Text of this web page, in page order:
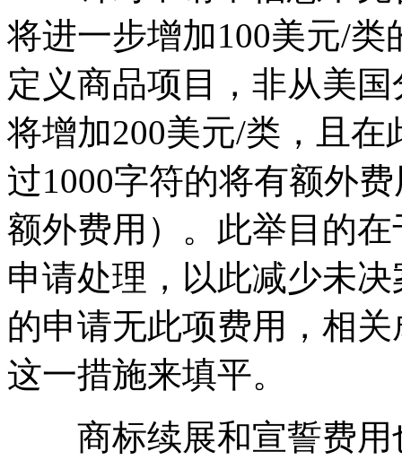
将进一步增加100美元/
定义商品项目，非从美
将增加200美元/类，且
过1000字符的将有额外
额外费用）。此举目的
申请处理，以此减少未
的申请无此项费用，相
这一措施来填平。
商标续展和宣誓费用